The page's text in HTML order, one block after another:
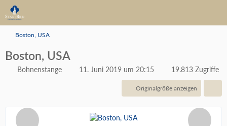
Boston, USA
Boston, USA
Bohnenstange 11. Juni 2019 um 20:15 19.813 Zugriffe
Originalgröße anzeigen